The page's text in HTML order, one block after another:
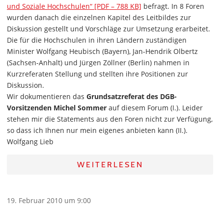
und Soziale Hochschulen“ [PDF – 788 KB] befragt. In 8 Foren
wurden danach die einzelnen Kapitel des Leitbildes zur
Diskussion gestellt und Vorschläge zur Umsetzung erarbeitet.
Die für die Hochschulen in ihren Ländern zuständigen
Minister Wolfgang Heubisch (Bayern), Jan-Hendrik Olbertz
(Sachsen-Anhalt) und Jürgen Zöllner (Berlin) nahmen in
Kurzreferaten Stellung und stellten ihre Positionen zur
Diskussion.
Wir dokumentieren das Grundsatzreferat des DGB-
Vorsitzenden Michel Sommer auf diesem Forum (I.). Leider
stehen mir die Statements aus den Foren nicht zur Verfügung,
so dass ich Ihnen nur mein eigenes anbieten kann (II.).
Wolfgang Lieb
WEITERLESEN
19. Februar 2010 um 9:00